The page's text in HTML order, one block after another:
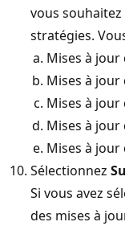
vous
stratégies.
Mises à jour
Mises à
Mises à
Mises à
Mises à
Sélectionnez
Si vous avez
des mises à